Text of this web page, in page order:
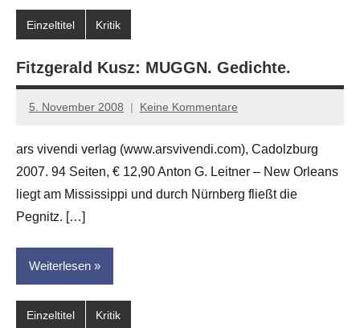
Einzeltitel Kritik
Fitzgerald Kusz: MUGGN. Gedichte.
5. November 2008
Anton
Leitner
Keine Kommentare
ars vivendi verlag (www.arsvivendi.com), Cadolzburg
2007. 94 Seiten, € 12,90 Anton G. Leitner – New Orleans
liegt am Mississippi und durch Nürnberg fließt die
Pegnitz. […]
Weiterlesen
Einzeltitel Kritik